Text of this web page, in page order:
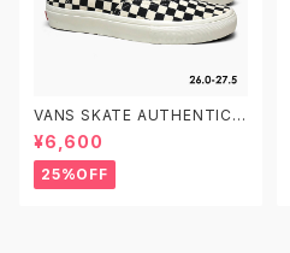
VANS SKATE AUTHENTIC V
N0A5FC8FS8 26.0-27.5 CH
ECKERBOARD MARSHMALL
OW ヴァンズ スケート オーセン
ティック スケシュー スケートシ
¥6,600
25%OFF